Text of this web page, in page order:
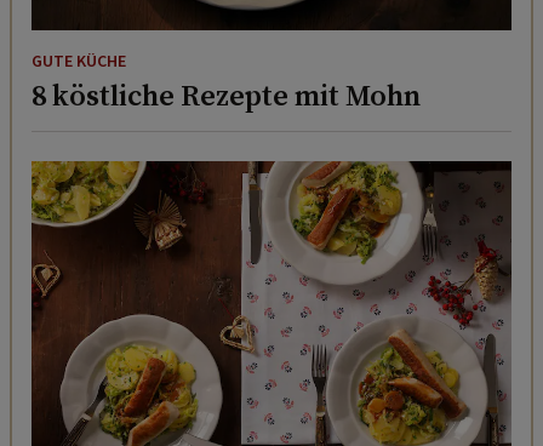
GUTE KÜCHE
8 köstliche Rezepte mit Mohn